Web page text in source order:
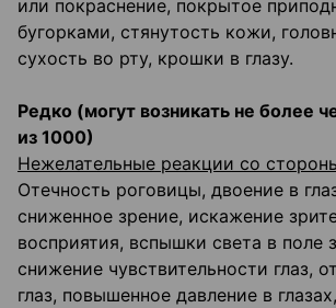
или покраснение, покрытое
бугорками, стянутость кожи,
сухость во рту, крошки в глазу.
Редко (могут возникать не более
из 1000)
Нежелательные реакции со
Отечность роговицы, двоение в
сниженное зрение, искажение
восприятия, вспышки света в поле
снижение чувствительности глаз,
глаз, повышенное давление в